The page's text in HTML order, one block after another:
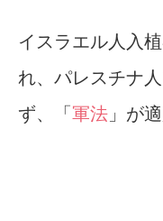
イスラエル人入
れ、パレスチナ
ず、「 軍法 」が